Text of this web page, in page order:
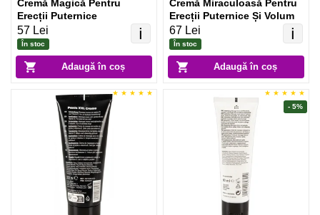
Adaugă în coș
ℹ️
Cremă Magică Pentru
Erecții Puternice
57 Lei
În stoc
Adaugă în coș
ℹ️
Cremă Miraculoasă Pentru
Erecții Puternice Și Volum
67 Lei
În stoc
- 5%